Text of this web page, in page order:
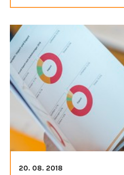
20. 08. 2018